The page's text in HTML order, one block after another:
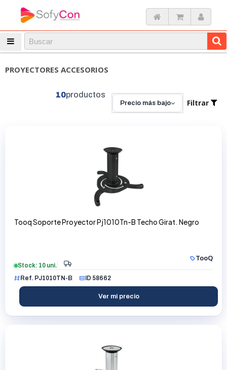
PROYECTORES ACCESORIOS
Filtrar
Precio más bajo
10productos
Tooq Soporte Proyector Pj1010Tn-B Techo Girat. Negro
TooQ
Stock: 10 uni.
Ref. PJ1010TN-B
ID 58662
Ver mi precio